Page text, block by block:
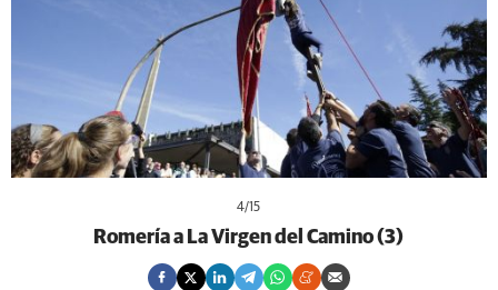
4/15
Romería a La Virgen del Camino (3)